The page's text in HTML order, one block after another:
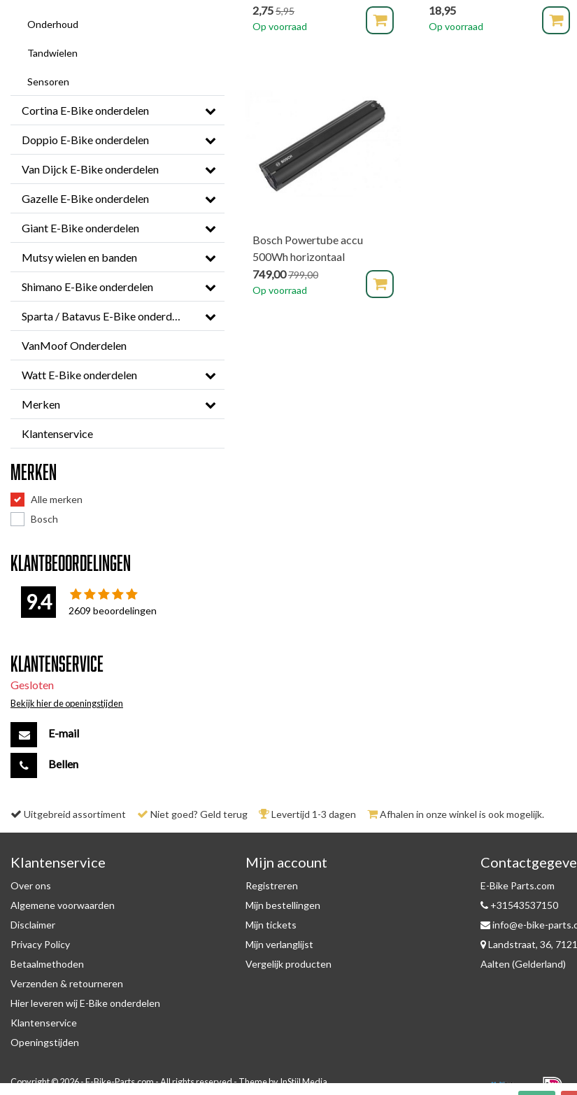
Onderhoud
Tandwielen
Sensoren
Cortina E-Bike onderdelen
Doppio E-Bike onderdelen
Van Dijck E-Bike onderdelen
Gazelle E-Bike onderdelen
Giant E-Bike onderdelen
Mutsy wielen en banden
Shimano E-Bike onderdelen
Sparta / Batavus E-Bike onderdelen
VanMoof Onderdelen
Watt E-Bike onderdelen
Merken
Klantenservice
Merken
Alle merken
Bosch
Klantbeoordelingen
9.4
2609 beoordelingen
Klantenservice
Gesloten
Bekijk hier de openingstijden
E-mail
Bellen
2,755,95
Op voorraad
18,95
Op voorraad
Bosch Powertube accu
500Wh horizontaal
749,00799,00
Op voorraad
Uitgebreid assortiment Niet goed? Geld terug Levertijd 1-3 dagen Afhalen in onze winkel is ook mogelijk.
Klantenservice
Over ons
Algemene voorwaarden
Disclaimer
Privacy Policy
Betaalmethoden
Verzenden & retourneren
Hier leveren wij E-Bike onderdelen
Klantenservice
Openingstijden
Mijn account
Registreren
Mijn bestellingen
Mijn tickets
Mijn verlanglijst
Vergelijk producten
E-Bike Parts.com
+31543537150
info@e-bike-
Landstraat, 36,
Aalten (Gelderland)
Copyright © 2026 - E-Bike-Parts.com - All rights reserved - Theme byInStijl Media